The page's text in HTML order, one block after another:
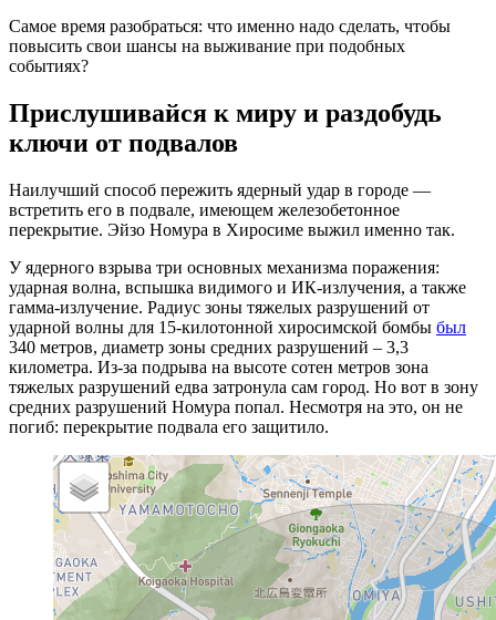
Самое время разобраться: что именно надо сделать, чтобы
повысить свои шансы на выживание при подобных
событиях?
Прислушивайся к миру и раздобудь
ключи от подвалов
Наилучший способ пережить ядерный удар в городе —
встретить его в подвале, имеющем железобетонное
перекрытие. Эйзо Номура в Хиросиме выжил именно так.
У ядерного взрыва три основных механизма поражения:
ударная волна, вспышка видимого и ИК-излучения, а также
гамма-излучение. Радиус зоны тяжелых разрушений от
ударной волны для 15-килотонной хиросимской бомбы был
340 метров, диаметр зоны средних разрушений – 3,3
километра. Из-за подрыва на высоте сотен метров зона
тяжелых разрушений едва затронула сам город. Но вот в зону
средних разрушений Номура попал. Несмотря на это, он не
погиб: перекрытие подвала его защитило.